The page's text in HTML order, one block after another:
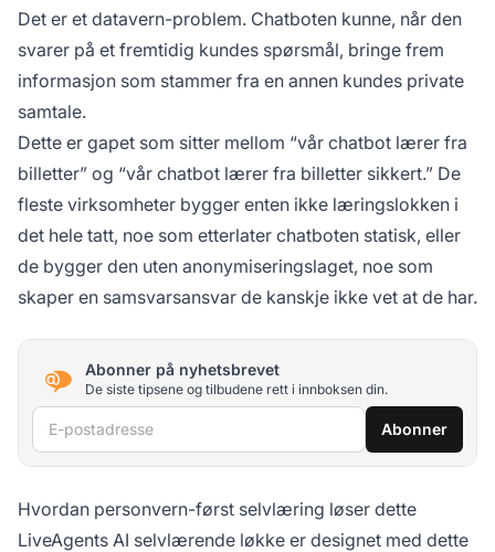
Det er et datavern-problem. Chatboten kunne, når den
svarer på et fremtidig kundes spørsmål, bringe frem
informasjon som stammer fra en annen kundes private
samtale.
Dette er gapet som sitter mellom “vår chatbot lærer fra
billetter” og “vår chatbot lærer fra billetter sikkert.” De
fleste virksomheter bygger enten ikke læringslokken i
det hele tatt, noe som etterlater chatboten statisk, eller
de bygger den uten anonymiseringslaget, noe som
skaper en samsvarsansvar de kanskje ikke vet at de har.
Abonner på nyhetsbrevet
De siste tipsene og tilbudene rett i innboksen din.
E-postadresse Abonner
Hvordan personvern-først selvlæring løser dette
LiveAgents AI selvlærende løkke er designet med dette